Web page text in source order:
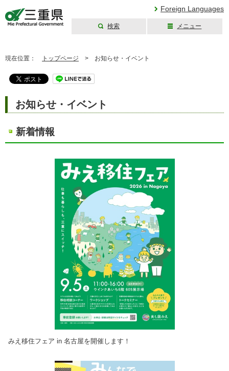
Foreign Languages
検索 メニュー
現在位置： トップページ > お知らせ・イベント
お知らせ・イベント
新着情報
みえ移住フェア in 名古屋を開催します！